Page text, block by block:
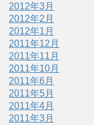
2012年3月
2012年2月
2012年1月
2011年12月
2011年11月
2011年10月
2011年6月
2011年5月
2011年4月
2011年3月